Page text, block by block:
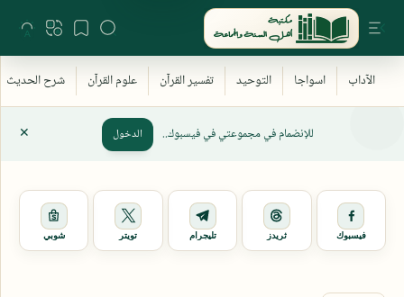
للإنضمام في مجموعتي في فيسبوك.. الدخول
فيسبوك ثريدز تليجرام تويتر شوبي